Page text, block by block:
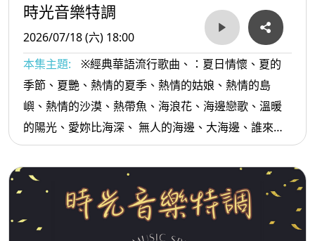
時光音樂特調
2026/07/18 (六) 18:00
本集主題:
※經典華語流行歌曲、：夏日情懷、夏的
季節、夏艷、熱情的夏季、熱情的姑娘、熱情的島
嶼、熱情的沙漠、熱帶魚、海浪花、海邊戀歌、溫暖
的陽光、愛妳比海深、 無人的海邊、大海邊、誰來海
邊、青春陽光歡笑...等。